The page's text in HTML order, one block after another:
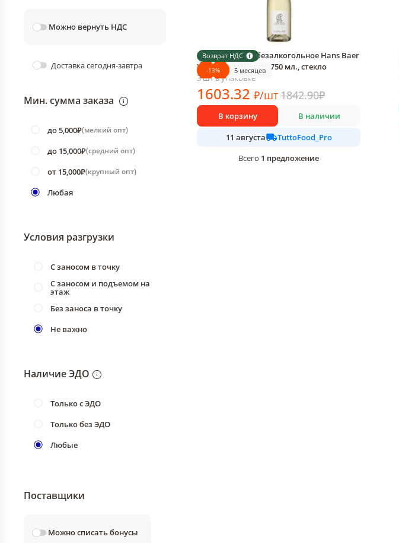
Можно вернуть НДС
Доставка сегодня-завтра
Мин. сумма заказа
до 5,000₽(мелкий опт)
до 15,000₽(средний опт)
от 15,000₽(крупный опт)
Любая
Условия разгрузки
С заносом в точку
С заносом и подъемом на
этаж
Без заноса в точку
Не важно
Наличие ЭДО
Только с ЭДО
Только без ЭДО
Любые
Поставщики
Можно списать бонусы
Возврат НДС
-13% 5 месяцев
Вино игристое безалкогольное Hans Baer
Ханс Баер Рислинг 750 мл., стекло
3 шт в упаковке
1603.32 ₽/шт1842.90₽
В корзину В наличии
11 августа
TuttoFood_Pro
Всего 1 предложение